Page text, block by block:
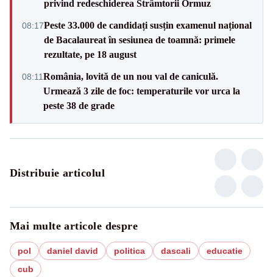
privind redeschiderea Strâmtorii Ormuz
08:17Peste 33.000 de candidați susțin examenul național
de Bacalaureat în sesiunea de toamnă: primele
rezultate, pe 18 august
08:11România, lovită de un nou val de caniculă.
Urmează 3 zile de foc: temperaturile vor urca la
peste 38 de grade
Distribuie articolul
Mai multe articole despre
pol daniel david politica dascali
educatie
cub